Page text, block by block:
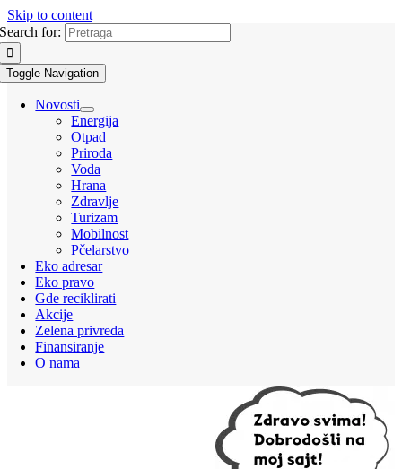
Skip to content
Search for:
Toggle Navigation
Novosti
Energija
Otpad
Priroda
Voda
Hrana
Zdravlje
Turizam
Mobilnost
Pčelarstvo
Eko adresar
Eko pravo
Gde reciklirati
Akcije
Zelena privreda
Finansiranje
O nama